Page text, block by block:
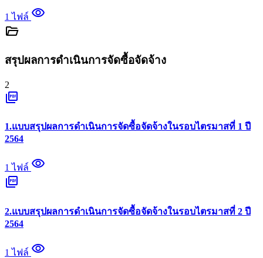
1 ไฟล์ visibility
folder_open
สรุปผลการดำเนินการจัดซื้อจัดจ้าง
2
picture_as_pdf
1.แบบสรุปผลการดำเนินการจัดซื้อจัดจ้างในรอบไตรมาสที่ 1 ปี
2564
1 ไฟล์ visibility
picture_as_pdf
2.แบบสรุปผลการดำเนินการจัดซื้อจัดจ้างในรอบไตรมาสที่ 2 ปี
2564
1 ไฟล์ visibility